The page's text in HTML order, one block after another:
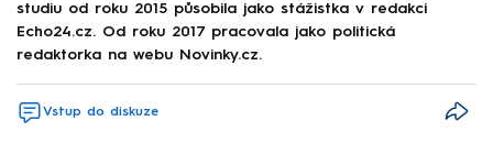
studiu od roku 2015 působila jako stážistka v redakci
Echo24.cz. Od roku 2017 pracovala jako politická
redaktorka na webu Novinky.cz.
Vstup do diskuze